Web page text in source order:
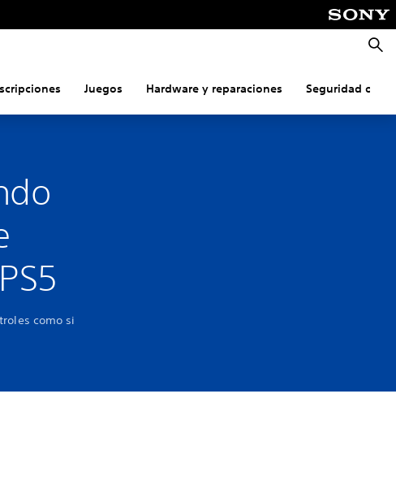
Juegos Hardware y reparaciones Seguridad
como si